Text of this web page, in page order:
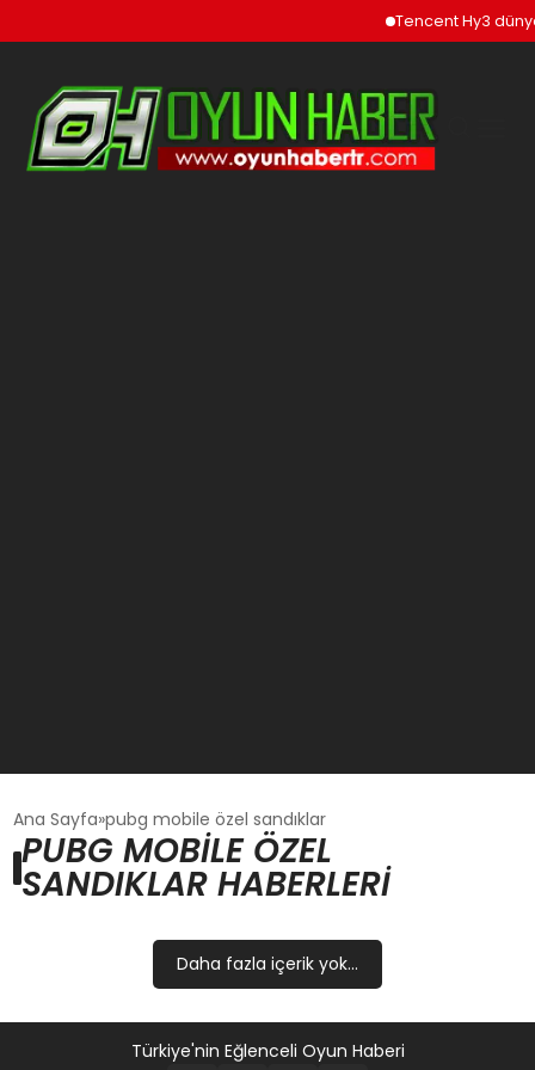
Tencent Hy3
GÜNCEL
OYUN HABERLERI
EĞITIM
Ana Sayfa pubg mobile özel sandıklar
PUBG MOBILE ÖZEL
SANDIKLAR HABERLERI
Daha fazla içerik yok...
Türkiye'nin Eğlenceli Oyun Haberi